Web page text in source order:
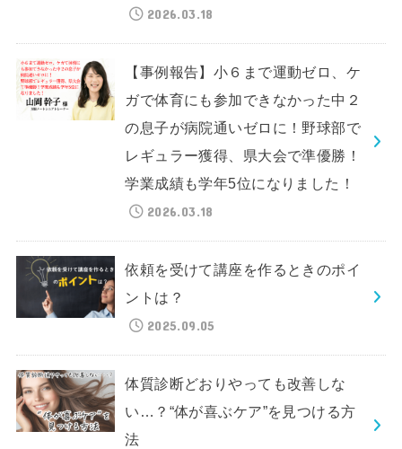
2026.03.18
【事例報告】小６まで運動ゼロ、ケ
ガで体育にも参加できなかった中２
の息子が病院通いゼロに！野球部で
レギュラー獲得、県大会で準優勝！
学業成績も学年5位になりました！
2026.03.18
依頼を受けて講座を作るときのポイ
ントは？
2025.09.05
体質診断どおりやっても改善しな
い…？“体が喜ぶケア”を見つける方
法